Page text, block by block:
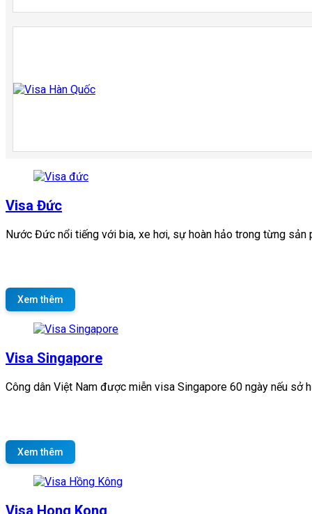
Visa Đức
Nước Đức nổi tiếng với bia, xe hơi, sự hoàn hảo trong từng sản
Xem thêm
Visa Singapore
Công dân Việt Nam được miễn visa Singapore 60 ngày nếu sở
Xem thêm